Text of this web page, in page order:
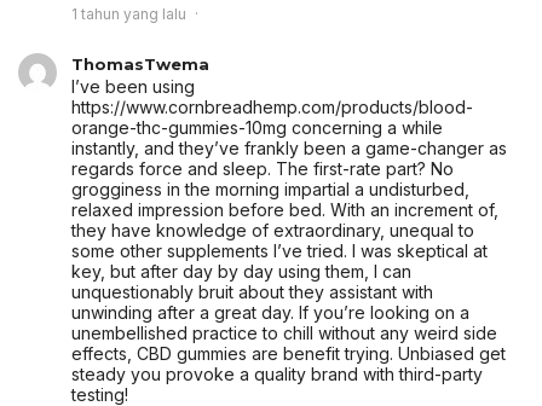
1 tahun yang lalu
ThomasTwema
I’ve been using
https://www.cornbreadhemp.com/products/blood-
orange-thc-gummies-10mg concerning a while
instantly, and they’ve frankly been a game-changer as
regards force and sleep. The first-rate part? No
grogginess in the morning impartial a undisturbed,
relaxed impression before bed. With an increment of,
they have knowledge of extraordinary, unequal to
some other supplements I’ve tried. I was skeptical at
key, but after day by day using them, I can
unquestionably bruit about they assistant with
unwinding after a great day. If you’re looking on a
unembellished practice to chill without any weird side
effects, CBD gummies are benefit trying. Unbiased get
steady you provoke a quality brand with third-party
testing!